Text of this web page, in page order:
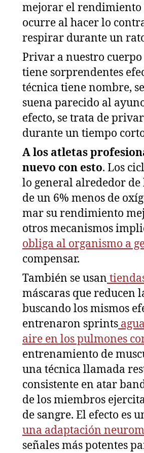
mejorar el rendimiento
ocurre al hacer lo
respirar durante un
Privar a nuestro
tiene sorprendentes
técnica tiene nombre,
suena parecido al
efecto, se trata de
durante un tiempo
A los atletas
nuevo con esto. Los
lo general alrededor de
de un 6% menos de
mar su rendimiento
otros mecanismos
obliga al organismo a
compensar.
También se usan
máscaras que reducen
buscando los mismos
entrenaron sprints
aire en los pulmones
entrenamiento de
una técnica llamada
consistente en atar
de los miembros
de sangre. El efecto es
una adaptación
señales más potentes